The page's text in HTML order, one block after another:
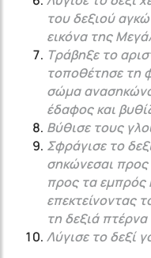
του δεξιού
εικόνα της
Τράβηξε το
τοποθέτησε τη
σώμα
έδαφος και
Βύθισε τους
Σφράγισε το
σηκώνεσαι
προς τα εμπρός
επεκτείνοντας
τη δεξιά
Λύγισε το δεξί